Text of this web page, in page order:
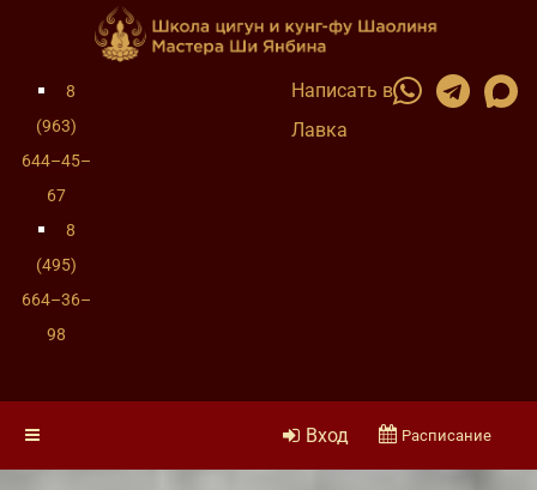
8
(963)
644–45–
67
8
(495)
664–36–
98
Написать в
Лавка
Вход Расписание